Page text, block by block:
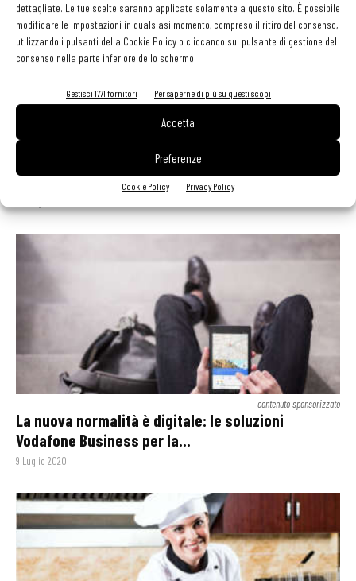
dettagliate. Le tue scelte saranno applicate solamente a questo sito. È possibile
modificare le impostazioni in qualsiasi momento, compreso il ritiro del consenso,
utilizzando i pulsanti della Cookie Policy o cliccando sul pulsante di gestione del
consenso nella parte inferiore dello schermo.
Gestisci 1771 fornitori Per saperne di più su questi scopi
Accetta
Preferenze
Cookie Policy Privacy Policy
Innovazione dell’Anno 2020, aperte le candidature
per i prodotti
contenuto sponsorizzato
La nuova normalità è digitale: le soluzioni
Vodafone Business per la...
9 Luglio 2020